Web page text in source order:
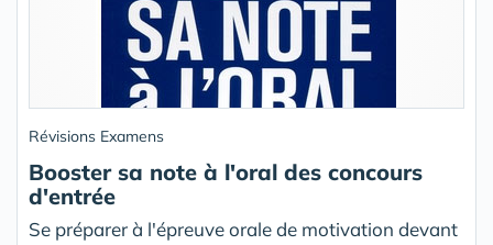
Révisions Examens
Booster sa note à l'oral des concours
d'entrée
Se préparer à l'épreuve orale de motivation devant